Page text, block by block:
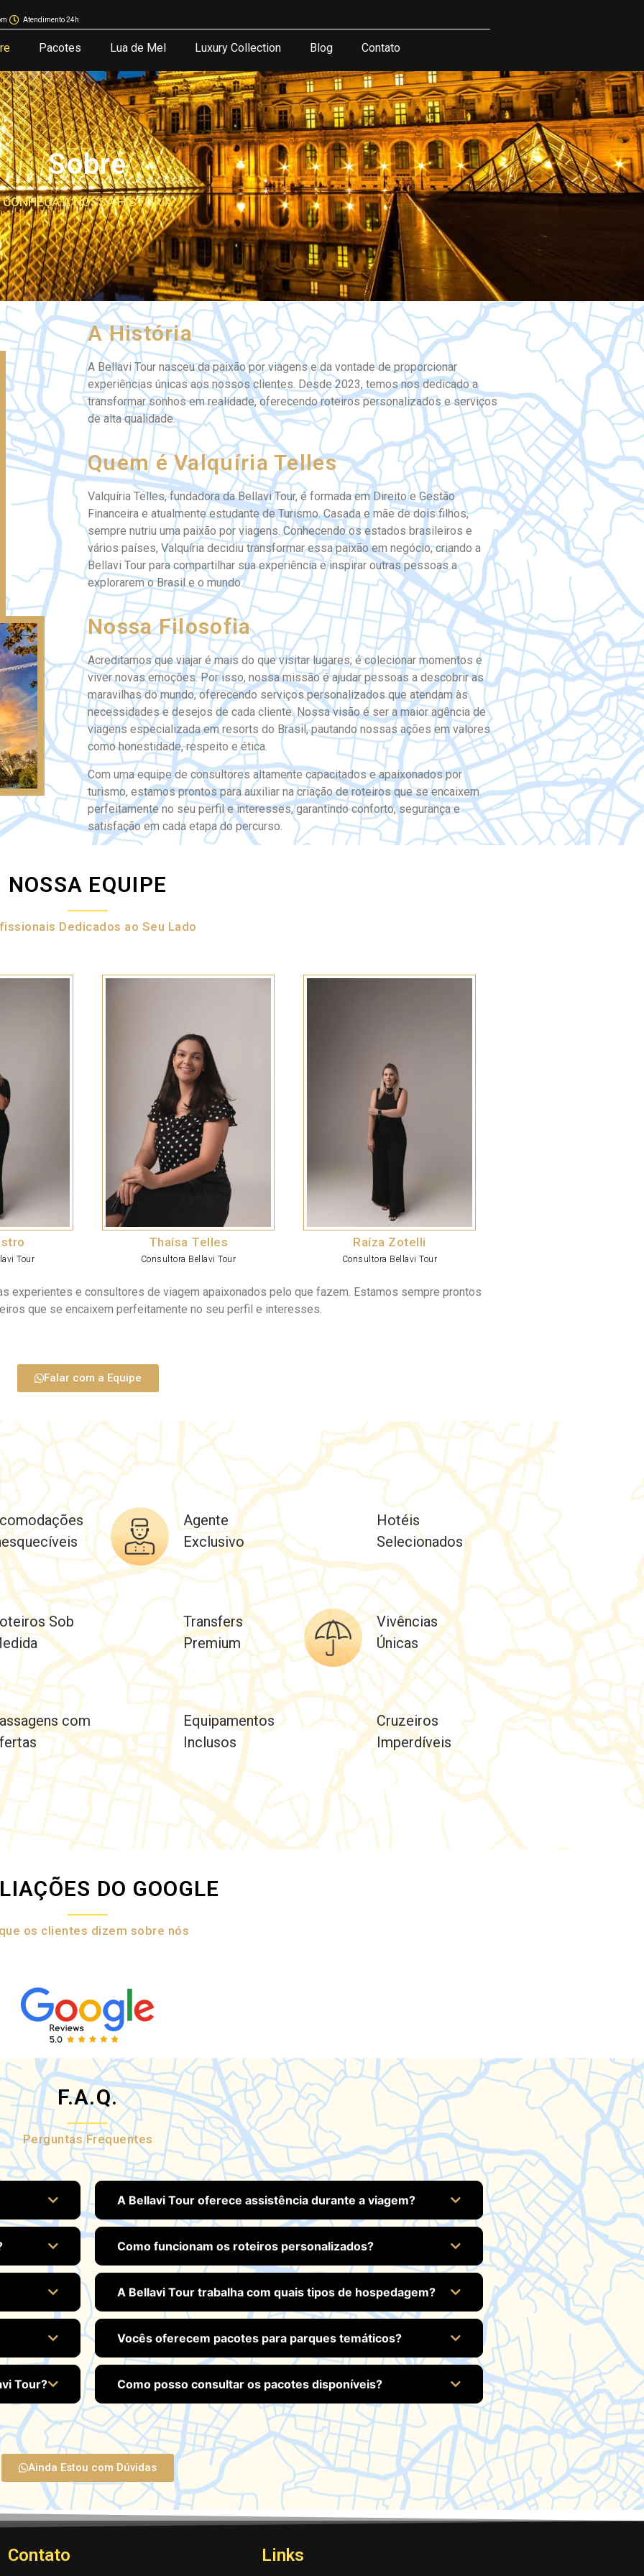
Atendimento 24h
Pacotes Lua de Mel Luxury Collection Blog Contato
Sobre
CONHEÇA A NOSSA HISTÓRIA
A História
A Bellavi Tour nasceu da paixão por viagens e da vontade de proporcionar
experiências únicas aos nossos clientes. Desde 2023, temos nos dedicado a
transformar sonhos em realidade, oferecendo roteiros personalizados e serviços
de alta qualidade.
Quem é Valquíria Telles
Valquíria Telles, fundadora da Bellavi Tour, é formada em Direito e Gestão
Financeira e atualmente estudante de Turismo. Casada e mãe de dois filhos,
sempre nutriu uma paixão por viagens. Conhecendo os estados brasileiros e
vários países, Valquíria decidiu transformar essa paixão em negócio, criando a
Bellavi Tour para compartilhar sua experiência e inspirar outras pessoas a
explorarem o Brasil e o mundo.
Nossa Filosofia
Acreditamos que viajar é mais do que visitar lugares; é colecionar momentos e
viver novas emoções. Por isso, nossa missão é ajudar pessoas a descobrir as
maravilhas do mundo, oferecendo serviços personalizados que atendam às
necessidades e desejos de cada cliente. Nossa visão é ser a maior agência de
viagens especializada em resorts do Brasil, pautando nossas ações em valores
como honestidade, respeito e ética.
Com uma equipe de consultores altamente capacitados e apaixonados por
turismo, estamos prontos para auxiliar na criação de roteiros que se encaixem
perfeitamente no seu perfil e interesses, garantindo conforto, segurança e
satisfação em cada etapa do percurso.
NOSSA EQUIPE
Dedicados ao Seu Lado
Tour
Thaísa Telles
Consultora Bellavi Tour
Raíza Zotelli
Consultora Bellavi Tour
experientes e consultores de viagem apaixonados pelo que fazem. Estamos sempre prontos
que se encaixem perfeitamente no seu perfil e interesses.
Falar com a Equipe
Agente
Exclusivo
Hotéis
Selecionados
Sob
Transfers
Premium
Vivências
Únicas
com
Equipamentos
Inclusos
Cruzeiros
Imperdíveis
DO GOOGLE
os clientes dizem sobre nós
F.A.Q.
Perguntas Frequentes
Tour?
A Bellavi Tour oferece assistência durante a viagem?
Como funcionam os roteiros personalizados?
A Bellavi Tour trabalha com quais tipos de hospedagem?
Vocês oferecem pacotes para parques temáticos?
Como posso consultar os pacotes disponíveis?
Ainda Estou com Dúvidas
Contato Links